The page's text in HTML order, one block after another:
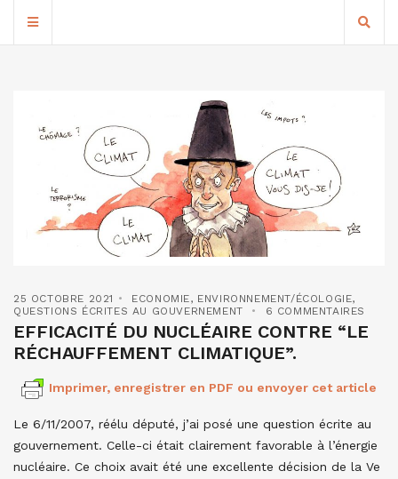
25 OCTOBRE 2021 ECONOMIE, ENVIRONNEMENT/ÉCOLOGIE,
QUESTIONS ÉCRITES AU GOUVERNEMENT
6 COMMENTAIRES
EFFICACITÉ DU NUCLÉAIRE CONTRE “LE
RÉCHAUFFEMENT CLIMATIQUE”.
Imprimer, enregistrer en PDF ou envoyer cet article
Le 6/11/2007, réélu député, j’ai posé une question écrite au
gouvernement. Celle-ci était clairement favorable à l’énergie
nucléaire. Ce choix avait été une excellente décision de la Ve